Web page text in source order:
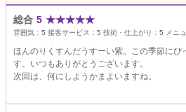
総合 5 ★★★★★
雰囲気： 5 接客サービス： 5 技術・仕上がり： 5 メニ
ほんのりくすんだうすーい紫。この季節にぴ
す。いつもありがとうございます。
次回は、何にしようかまよいますね。